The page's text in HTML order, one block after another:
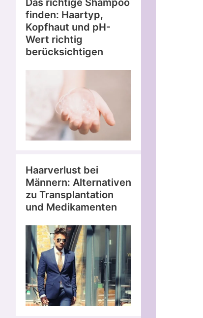
finden: Haartyp,
Kopfhaut und pH-
Wert richtig
berücksichtigen
Haarverlust bei
Männern: Alternativen
zu Transplantation
und Medikamenten